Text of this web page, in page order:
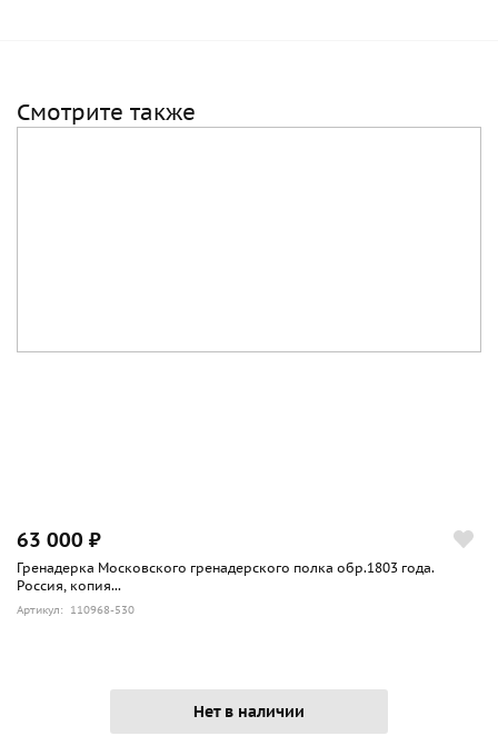
Смотрите также
63 000 ₽
Гренадерка Московского гренадерского полка обр.1803 года.
Россия, копия...
Артикул: 110968-530
Нет в наличии